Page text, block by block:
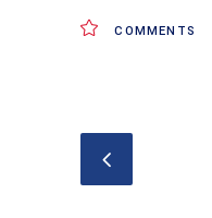
COMMENTS